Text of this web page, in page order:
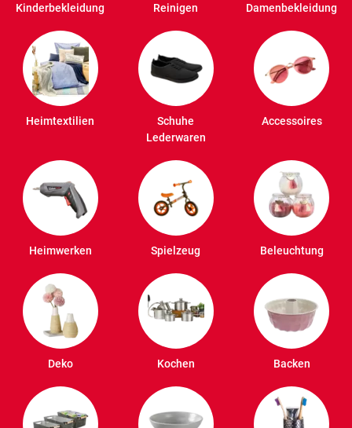
Kinderbekleidung Reinigen Damenbekleidung
Heimtextilien
Schuhe
Lederwaren
Accessoires
Heimwerken Spielzeug Beleuchtung
Deko Kochen Backen